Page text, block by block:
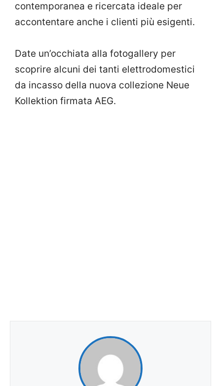
contemporanea e ricercata ideale per
accontentare anche i clienti più esigenti.
Date un’occhiata alla fotogallery per
scoprire alcuni dei tanti elettrodomestici
da incasso della nuova collezione Neue
Kollektion firmata AEG.